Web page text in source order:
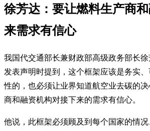
徐芳达：要让燃料生产商
来需求有信心
我国代交通部长兼财政部高级政务部长
发表声明时提到，这个框架应该是务实
性的，也必须让业界知道航空业去碳的
商和融资机构对接下来的需求有信心。
他说，此框架必须顾及到每个国家的情况